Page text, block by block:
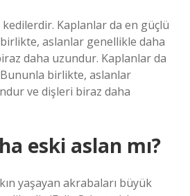
Kaplanlar da en güçlü
aslanlar genellikle daha
daha uzundur. Kaplanlar da
birlikte, aslanlar
ve dişleri biraz daha
eski aslan mı?
yaşayan akrabaları büyük